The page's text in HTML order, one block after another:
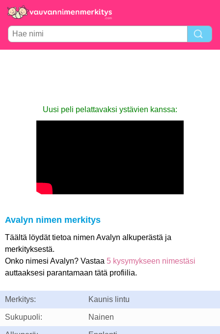
Uusi peli pelattavaksi ystävien kanssa:
Avalyn nimen merkitys
Täältä löydät tietoa nimen Avalyn alkuperästä ja
merkityksestä.
Onko nimesi Avalyn? Vastaa 5 kysymykseen nimestäsi
auttaaksesi parantamaan tätä profiilia.
Merkitys: Kaunis lintu
Sukupuoli: Nainen